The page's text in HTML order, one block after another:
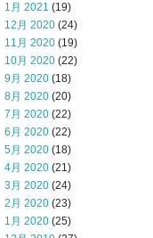
1月 2021 (19)
12月 2020 (24)
11月 2020 (19)
10月 2020 (22)
9月 2020 (18)
8月 2020 (20)
7月 2020 (22)
6月 2020 (22)
5月 2020 (18)
4月 2020 (21)
3月 2020 (24)
2月 2020 (23)
1月 2020 (25)